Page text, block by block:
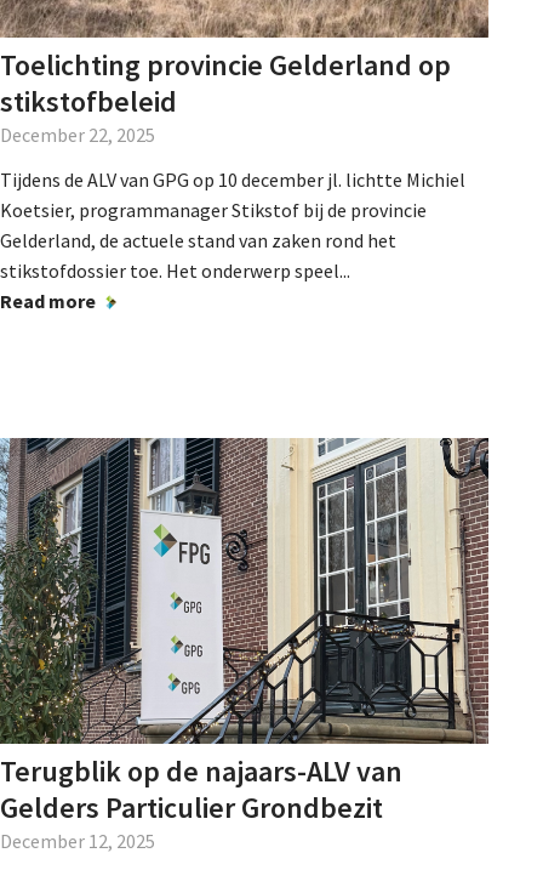
Toelichting provincie Gelderland op
stikstofbeleid
December 22, 2025
Tijdens de ALV van GPG op 10 december jl. lichtte Michiel
Koetsier, programmanager Stikstof bij de provincie
Gelderland, de actuele stand van zaken rond het
stikstofdossier toe. Het onderwerp speel...
Read more
Terugblik op de najaars-ALV van
Gelders Particulier Grondbezit
December 12, 2025